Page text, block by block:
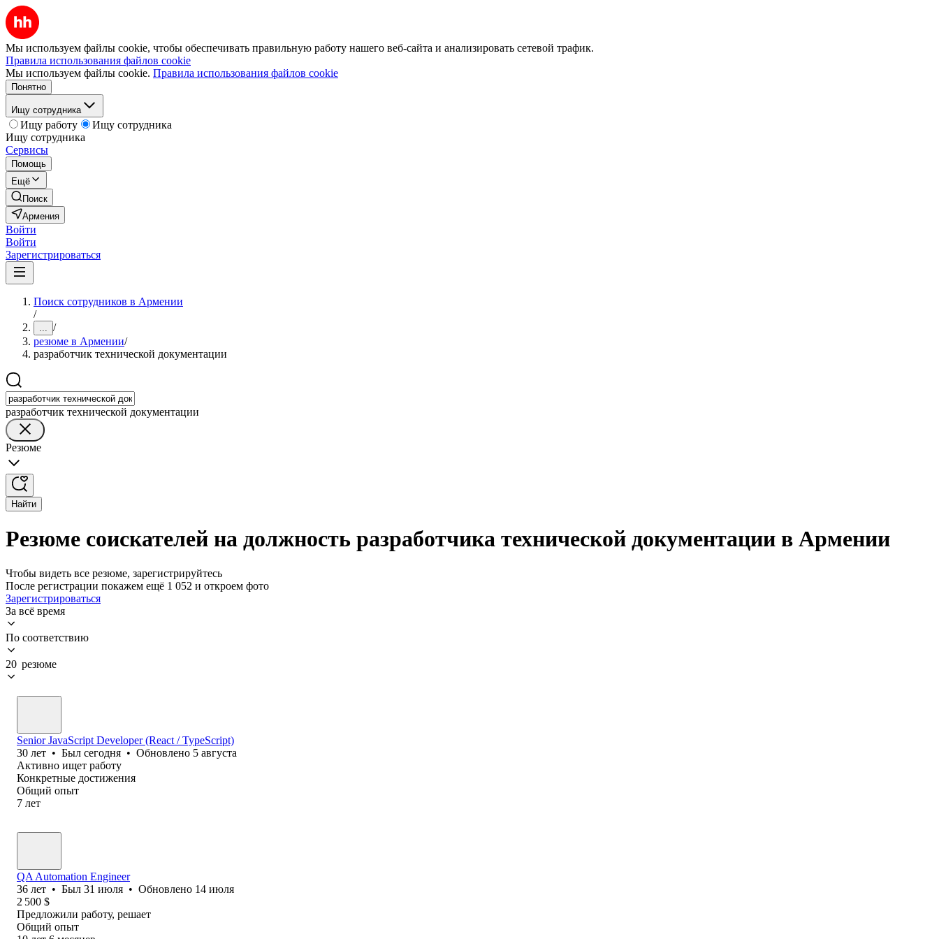
Мы используем файлы cookie, чтобы обеспечивать правильную работу нашего веб-сайта и анализировать сетевой трафик.
Правила использования файлов cookie
Мы используем файлы cookie. Правила использования файлов cookie
Понятно
Ищу сотрудника
Ищу работу
Ищу сотрудника
Ищу сотрудника
Сервисы
Помощь
Ещё
Поиск
Армения
Войти
Войти
Зарегистрироваться
Поиск сотрудников в Армении
/
... /
резюме в Армении/
разработчик технической документации
разработчик технической документации
Резюме
Найти
Резюме соискателей на должность разработчика технической документации в Армении
Чтобы видеть все резюме, зарегистрируйтесь
После регистрации покажем ещё 1 052 и откроем фото
Зарегистрироваться
За всё время
По соответствию
20 резюме
Senior JavaScript Developer (React / TypeScript)
30 лет • Был сегодня • Обновлено 5 августа
Активно ищет работу
Конкретные достижения
Общий опыт
7 лет
QA Automation Engineer
36 лет • Был 31 июля • Обновлено 14 июля
2 500 $
Предложили работу, решает
Общий опыт